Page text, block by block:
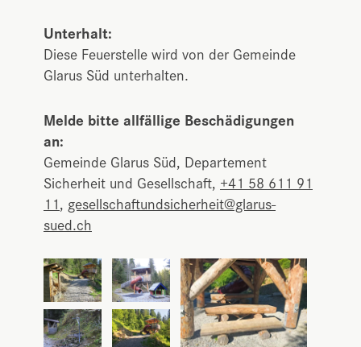
Unterhalt:
Diese Feuerstelle wird von der Gemeinde
Glarus Süd unterhalten.
Melde bitte allfällige Beschädigungen
an:
Gemeinde Glarus Süd, Departement
Sicherheit und Gesellschaft, +41 58 611 91
11, gesellschaftundsicherheit@glarus-
sued.ch